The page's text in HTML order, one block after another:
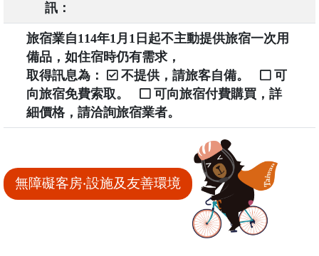
訊：
旅宿業自114年1月1日起不主動提供旅宿一次用
備品，如住宿時仍有需求，
取得訊息為：
不提供，請旅客自備。
可
向旅宿免費索取。
可向旅宿付費購買，詳
細價格，請洽詢旅宿業者。
無障礙客房‧設施及友善環境